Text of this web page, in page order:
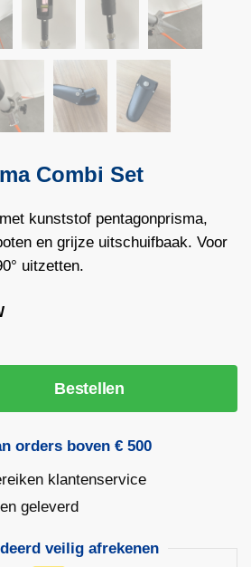
Combi Set
kunststof pentagonprisma,
en grijze uitschuifbaak. Voor
uitzetten.
Bestellen
orders boven € 500
klantenservice
geleverd
veilig afrekenen